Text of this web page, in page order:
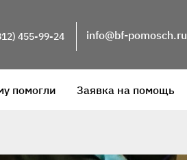
455-99-24 info@bf-pomosch.ru
помогли Заявка на помощь